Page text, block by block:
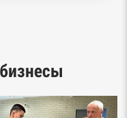
среднего